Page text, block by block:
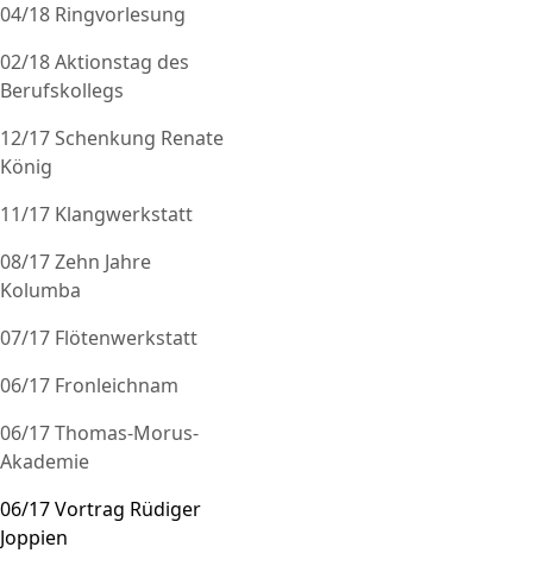
04/18 Ringvorlesung
02/18 Aktionstag des
Berufskollegs
12/17 Schenkung Renate
König
11/17 Klangwerkstatt
08/17 Zehn Jahre
Kolumba
07/17 Flötenwerkstatt
06/17 Fronleichnam
06/17 Thomas-Morus-
Akademie
06/17 Vortrag Rüdiger
Joppien